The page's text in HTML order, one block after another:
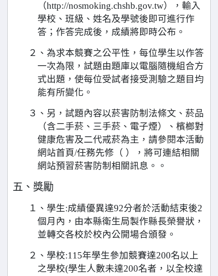
（http://nosmoking.chshb.gov.tw），輸入
學校、班級、姓名及學號後即可進行作
答；作答完成後，成績將即時公布。
２、為求本競賽之公平性，每位學生以作答
一次為限，試題由題庫以電腦隨機組合方
式出題，使每位受試者接受測驗之題目均
能有所變化。
３、另，試題內容以菸害防制法條文、菸品
（含二手菸、三手菸、電子煙）、檳榔對
健康危害及二代戒菸為主，請參閱本活動
網站首頁/任務先修（ ），將可連結相關
網站預習菸害防制相關訊息。。
五、獎勵
１、學生:成績優異達92分者於活動結束後2
個月內，由本縣衛生局製作縣長榮譽狀，
並轉交各校於校內公開場合頒發。
２、學校:115年學生參加競賽達200名以上
之學校(學生人數未達200名者，以全校達